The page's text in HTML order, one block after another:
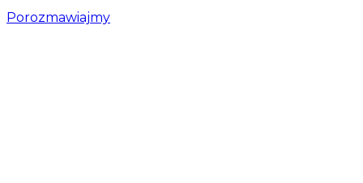
Porozmawiajmy